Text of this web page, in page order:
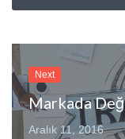
Next
Aralık 11, 2016